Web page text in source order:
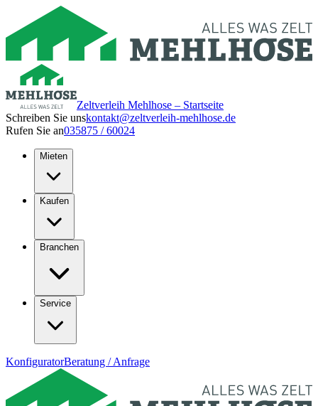
Zeltverleih Mehlhose – Startseite
Schreiben Sie unskontakt@zeltverleih-mehlhose.de
Rufen Sie an035875 / 60024
Mieten
Kaufen
Branchen
Service
KonfiguratorBeratung / Anfrage